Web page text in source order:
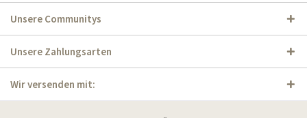
Unsere Communitys
Unsere Zahlungsarten
Wir versenden mit: